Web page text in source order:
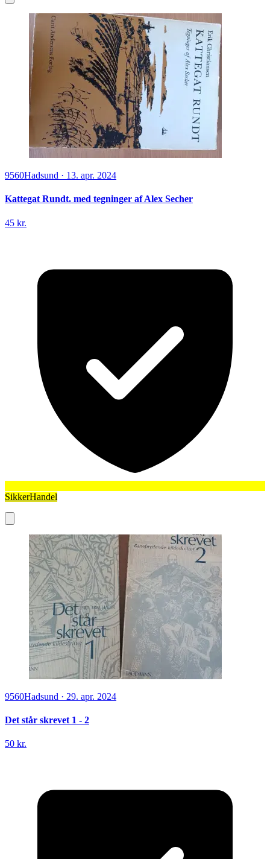
9560Hadsund · 13. apr. 2024
Kattegat Rundt. med tegninger af Alex Secher
45 kr.
SikkerHandel
9560Hadsund · 29. apr. 2024
Det står skrevet 1 - 2
50 kr.